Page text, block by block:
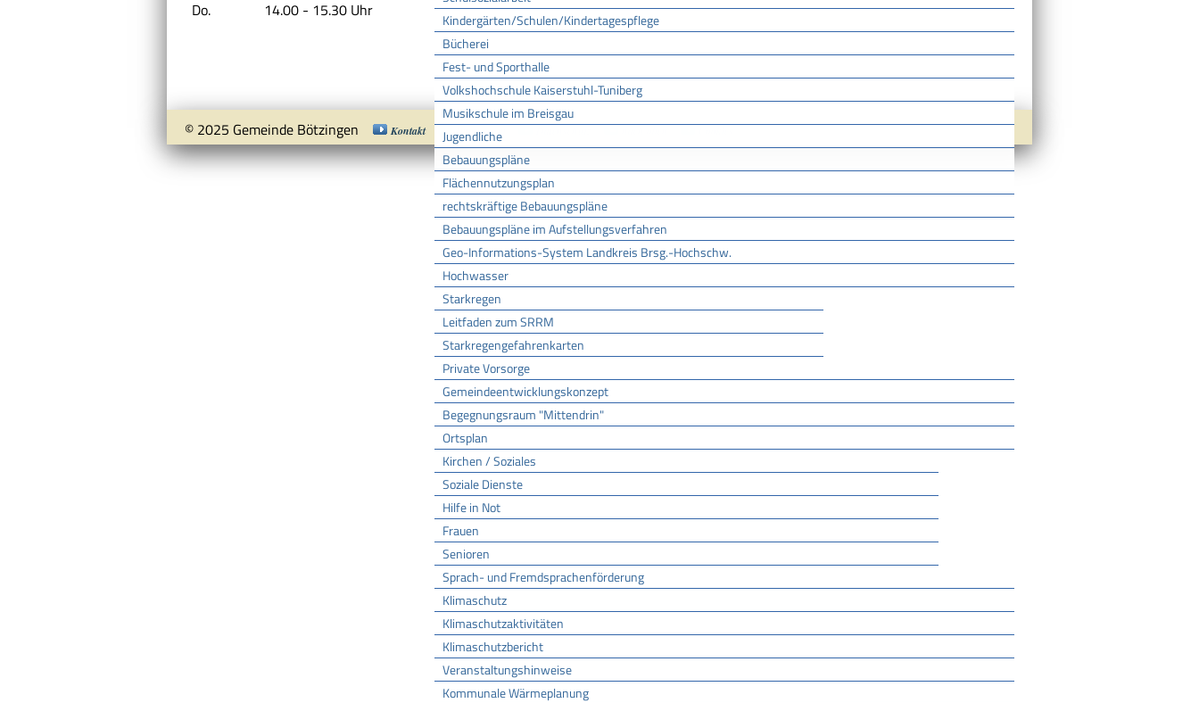
Kindergärten/Schulen/Kindertagespflege
Bücherei
Fest- und Sporthalle
Volkshochschule Kaiserstuhl-Tuniberg
Musikschule im Breisgau
Jugendliche
Bebauungspläne
Flächennutzungsplan
rechtskräftige Bebauungspläne
Bebauungspläne im Aufstellungsverfahren
Geo-Informations-System Landkreis Brsg.-Hochschw.
Hochwasser
Starkregen
Leitfaden zum SRRM
Starkregengefahrenkarten
Private Vorsorge
Gemeindeentwicklungskonzept
Begegnungsraum "Mittendrin"
Ortsplan
Kirchen / Soziales
Soziale Dienste
Hilfe in Not
Frauen
Senioren
Sprach- und Fremdsprachenförderung
Klimaschutz
Klimaschutzaktivitäten
Klimaschutzbericht
Veranstaltungshinweise
Kommunale Wärmeplanung
Do.
14.00 - 15.30 Uhr
Wohnungsgeberbestätigung (116KiB)
© 2025 Gemeinde Bötzingen Kontakt Impressum